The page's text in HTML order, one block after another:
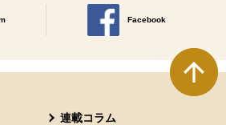
ドウで開きます。
Facebook
別のウィンドウで開きます
連載コラム